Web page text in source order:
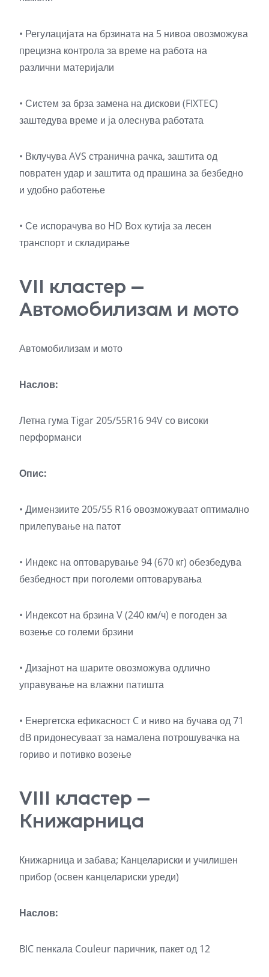
• Регулацијата на брзината на 5 нивоа овозможува
прецизна контрола за време на работа на
различни материјали
• Систем за брза замена на дискови (FIXTEC)
заштедува време и ја олеснува работата
• Вклучува AVS странична рачка, заштита од
повратен удар и заштита од прашина за безбедно
и удобно работење
• Се испорачува во HD Box кутија за лесен
транспорт и складирање
VII кластер –
Автомобилизам и мото
Автомобилизам и мото
Наслов:
Летна гума Tigar 205/55R16 94V со високи
перформанси
Опис:
• Димензиите 205/55 R16 овозможуваат оптимално
прилепување на патот
• Индекс на оптоварување 94 (670 кг) обезбедува
безбедност при поголеми оптоварувања
• Индексот на брзина V (240 км/ч) е погоден за
возење со големи брзини
• Дизајнот на шарите овозможува одлично
управување на влажни патишта
• Енергетска ефикасност C и ниво на бучава од 71
dB придонесуваат за намалена потрошувачка на
гориво и потивко возење
VIII кластер –
Книжарница
Книжарница и забава; Канцелариски и училишен
прибор (освен канцелариски уреди)
Наслов:
BIC пенкала Couleur паричник, пакет од 12